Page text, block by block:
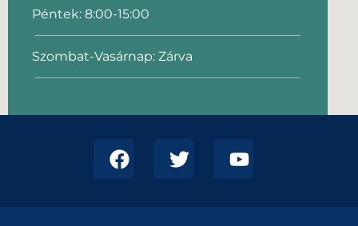
Péntek: 8:00-15:00
Szombat-Vasárnap: Zárva